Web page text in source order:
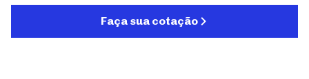
Faça sua cotação